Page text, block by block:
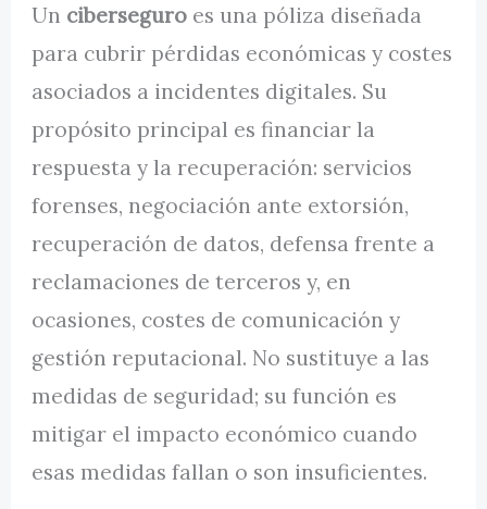
Un ciberseguro es una póliza diseñada
para cubrir pérdidas económicas y costes
asociados a incidentes digitales. Su
propósito principal es financiar la
respuesta y la recuperación: servicios
forenses, negociación ante extorsión,
recuperación de datos, defensa frente a
reclamaciones de terceros y, en
ocasiones, costes de comunicación y
gestión reputacional. No sustituye a las
medidas de seguridad; su función es
mitigar el impacto económico cuando
esas medidas fallan o son insuficientes.